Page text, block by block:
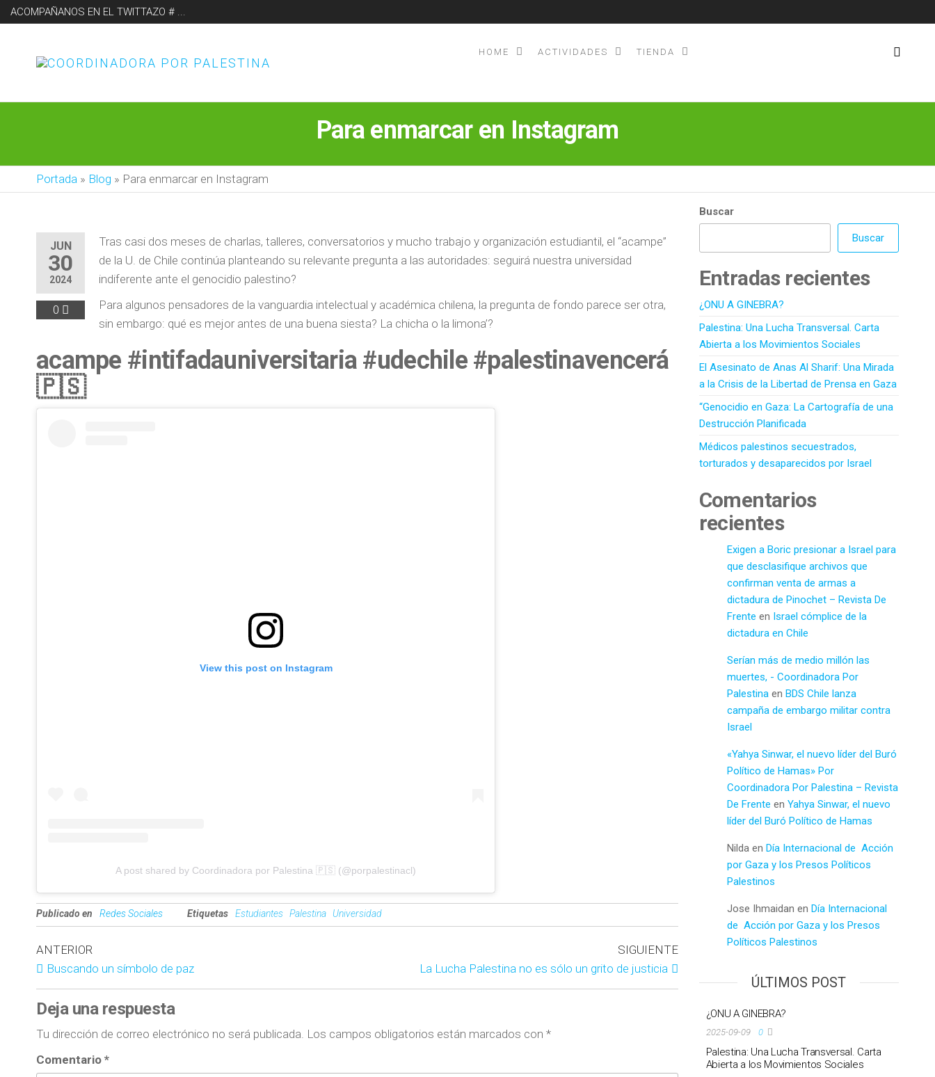
ACOMPAÑANOS EN EL TWITTAZO # ...
POR PALESTINA
HOME ACTIVIDADES TIENDA
Para enmarcar en Instagram
Portada » Blog » Para enmarcar en Instagram
JUN
30
2024
0
Tras casi dos meses de charlas, talleres, conversatorios y mucho trabajo y organización estudiantil, el “acampe”
de la U. de Chile continúa planteando su relevante pregunta a las autoridades: seguirá nuestra universidad
indiferente ante el genocidio palestino?
Para algunos pensadores de la vanguardia intelectual y académica chilena, la pregunta de fondo parece ser otra,
sin embargo: qué es mejor antes de una buena siesta? La chicha o la limona’?
acampe #intifadauniversitaria #udechile #palestinavencerá
🇵🇸
View this post on Instagram
A post shared by Coordinadora por Palestina 🇵🇸 (@porpalestinacl)
Publicado en Redes Sociales Etiquetas Estudiantes Palestina Universidad
ANTERIOR
Buscando un símbolo de paz
SIGUIENTE
La Lucha Palestina no es sólo un grito de justicia
Deja una respuesta
Tu dirección de correo electrónico no será publicada. Los campos obligatorios están marcados con *
Comentario *
Buscar
Buscar
Entradas recientes
¿ONU A GINEBRA?
Palestina: Una Lucha Transversal. Carta
Abierta a los Movimientos Sociales
El Asesinato de Anas Al Sharif: Una Mirada
a la Crisis de la Libertad de Prensa en Gaza
“Genocidio en Gaza: La Cartografía de una
Destrucción Planificada
Médicos palestinos secuestrados,
torturados y desaparecidos por Israel
Comentarios
recientes
Exigen a Boric presionar a Israel para
que desclasifique archivos que
confirman venta de armas a
dictadura de Pinochet – Revista De
Frente en Israel cómplice de la
dictadura en Chile
Serían más de medio millón las
muertes, - Coordinadora Por
Palestinaen BDS Chile lanza
campaña de embargo militar contra
Israel
«Yahya Sinwar, el nuevo líder del Buró
Político de Hamas» Por
Coordinadora Por Palestina – Revista
De Frente en Yahya Sinwar, el nuevo
líder del Buró Político de Hamas
Nildaen Día Internacional de Acción
por Gaza y los Presos Políticos
Palestinos
Jose Ihmaidan en Día Internacional
de Acción por Gaza y los Presos
Políticos Palestinos
ÚLTIMOS POST
¿ONU A GINEBRA?
2025-09-09 0
Palestina: Una Lucha Transversal. Carta
Abierta a los Movimientos Sociales